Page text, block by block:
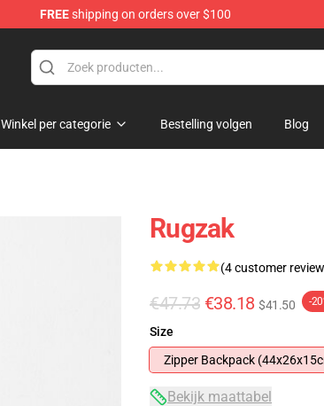
FREEshipping on orders over $100
Winkel per categorie Bestelling volgen Blog
Rugzak
(4 customer
€47.73 €38.18 $41.50 -
Size
Zipper Backpack
Bekijk maattabel